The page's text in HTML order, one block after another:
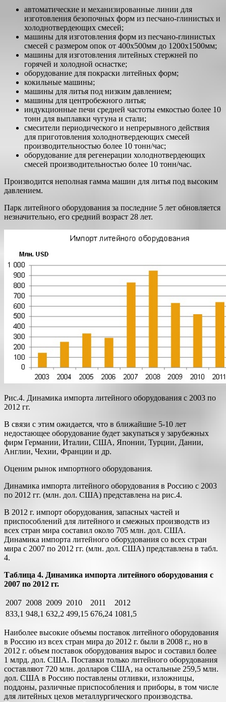
автоматические и механизированные линии для
изготовления безопочных форм из песчано-глинистых и
холоднотвердеющих смесей;
машины для изготовления форм из песчано-глинистых
смесей с размером опок от 400х500мм до 1200х1500мм;
машины для изготовления литейных стержней по
горячей и холодной оснастке;
оборудование для покраски литейных форм;
кокильные машины;
машины для литья под низким давлением;
машины для центробежного литья;
индукционные печи средней частоты емкостью более 10
тонн для выплавки чугуна и стали;
смесители периодического и непрерывного действия
для приготовления холоднотвердеющих смесей
производительностью более 10 тонн/час;
оборудование для регенерации холоднотвердеющих
смесей производительностью более 10 тонн/час.
Производится неполная гамма машин для литья под высоким
давлением.
Парк литейного оборудования за последние 5 лет обновляется
незначительно, его средний возраст 28 лет.
Рис.4. Динамика импорта литейного оборудования с 2003 по
2012 гг.
В связи с этим ожидается, что в ближайшие 5-10 лет
недостающее оборудование будет закупаться у зарубежных
фирм Германии, Италии, США, Японии, Турции, Дании,
Англии, Чехии, Франции и др.
Оценим рынок импортного оборудования.
Динамика импорта литейного оборудования в Россию с 2003
по 2012 гг. (млн. дол. США) представлена на рис.4.
В 2012 г. импорт оборудования, запасных частей и
приспособлений для литейного и смежных производств из
всех стран мира составил около 705 млн. дол. США.
Динамика импорта литейного оборудования со всех стран
мира с 2007 по 2012 гг. (млн. дол. США) представлена в табл.
4.
Таблица 4. Динамика импорта литейного оборудования с
2007 по 2012 гг.
2007 2008 2009 2010 2011
2012
833,1 948,1 632,2 499,15 676,24 1081,5
Наиболее высокие объемы поставок литейного оборудования
в Россию из всех стран мира до 2012 г. были в 2008 г., но в
2012 г. объем поставок оборудования вырос и составил более
1 млрд. дол. США. Поставки только литейного оборудования
составляют 720 млн. долларов США, на остальные 259,5 млн.
дол. США в Россию поставлены отливки, изложницы,
поддоны, различные приспособления и приборы, в том числе
для литейных цехов металлургического производства.